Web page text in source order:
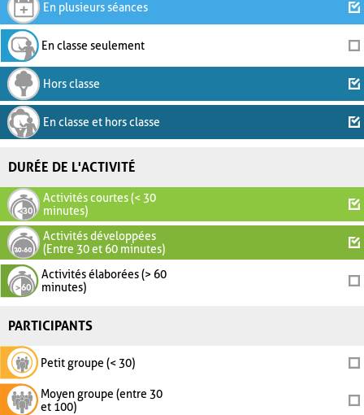
En plusieurs séances
En classe seulement
Hors classe
En classe et hors classe
DURÉE DE L'ACTIVITÉ
Activités courtes (< 30
minutes)
Activités développées
(Entre 30 et 60 minutes)
Activités élaborées (> 60
minutes)
PARTICIPANTS
Petit groupe (< 30)
Moyen groupe (entre 30
et 100)